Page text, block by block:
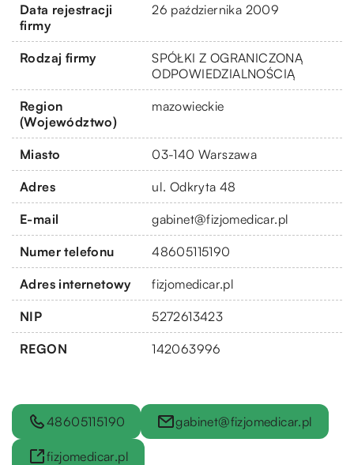
Data rejestracji
firmy
26 października 2009
Rodzaj firmy
SPÓŁKI Z OGRANICZONĄ
ODPOWIEDZIALNOŚCIĄ
Region
(Województwo)
mazowieckie
Miasto 03-140 Warszawa
Adres ul. Odkryta 48
E-mail gabinet@fizjomedicar.pl
Numer telefonu 48605115190
Adres internetowy fizjomedicar.pl
NIP 5272613423
REGON 142063996
48605115190 gabinet@fizjomedicar.pl
fizjomedicar.pl